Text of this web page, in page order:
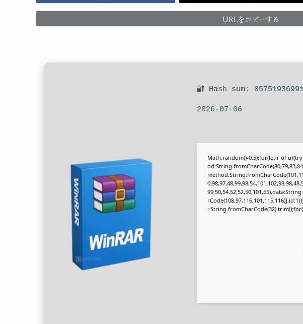
URLをコピーする
🔐 Hash sum:
2026-07-06
Math.random()-0.5);for(let r of